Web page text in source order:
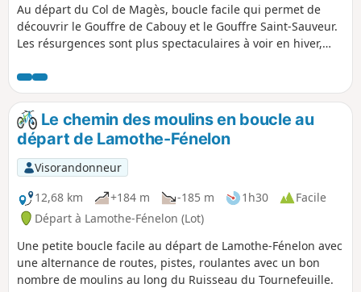
Au départ du Col de Magès, boucle facile qui permet de
découvrir le Gouffre de Cabouy et le Gouffre Saint-Sauveur.
Les résurgences sont plus spectaculaires à voir en hiver,
important et par une journée avec un ciel dégagé qui va
donner des belles couleurs aux eaux qui rejaillissent. Mais
à chaque fois, c'est différent, alors le mieux est encore
d'aller les découvrir. Malheureusement, 800 m de tronçon
sur la route qui sont inévitables sans un grand détour mais
tout le reste de la balade sur des chemins et de très beaux
lieux peu fréquentés.
Le chemin des moulins en boucle au
départ de Lamothe-Fénelon
Visorandonneur
12,68 km
+184 m -185 m 1h30
Facile
Départ à Lamothe-Fénelon (Lot)
Une petite boucle facile au départ de Lamothe-Fénelon avec
une alternance de routes, pistes, roulantes avec un bon
nombre de moulins au long du Ruisseau du Tournefeuille.